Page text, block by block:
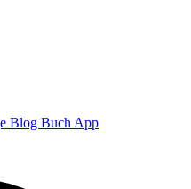
Blog Buch App